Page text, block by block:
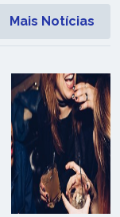
Mais Notícias